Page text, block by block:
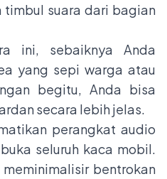
timbul suara dari bagian
ini, sebaiknya Anda
yang sepi warga atau
begitu, Anda bisa
secara lebih jelas.
perangkat audio
seluruh kaca mobil.
bentrokan